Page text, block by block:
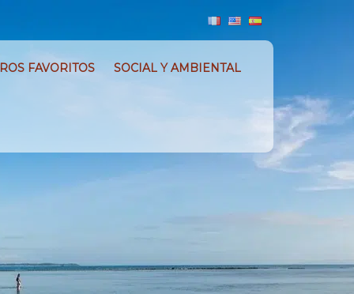
FAVORITOS SOCIAL Y AMBIENTAL